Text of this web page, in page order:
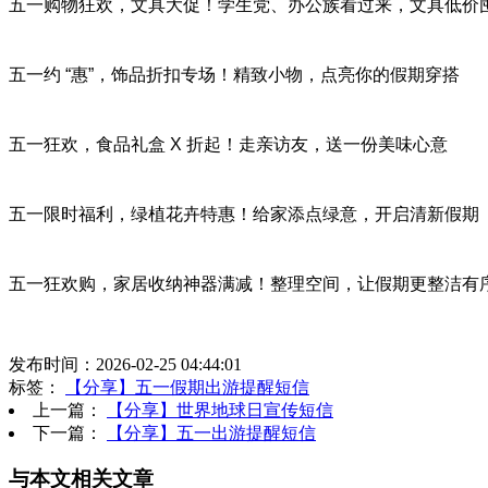
五一购物狂欢，文具大促！学生党、办公族看过来，文具低价
五一约 “惠”，饰品折扣专场！精致小物，点亮你的假期穿搭
五一狂欢，食品礼盒 X 折起！走亲访友，送一份美味心意
五一限时福利，绿植花卉特惠！给家添点绿意，开启清新假期
五一狂欢购，家居收纳神器满减！整理空间，让假期更整洁有
发布时间：2026-02-25 04:44:01
标签：
【分享】五一假期出游提醒短信
上一篇：
【分享】世界地球日宣传短信
下一篇：
【分享】五一出游提醒短信
与本文相关文章